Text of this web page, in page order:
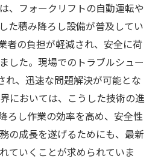
、フォークリフトの自動運転や
た積み降ろし設備が普及してい
者の負担が軽減され、安全に荷
した。現場でのトラブルシュー
れ、迅速な問題解決が可能とな
においては、こうした技術の進
ろし作業の効率を高め、安全性
の成長を遂げるためにも、最新
ていくことが求められていま